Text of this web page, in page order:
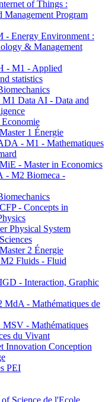
of Things :
Management Program
- Energy Environment :
& Management
- M1 - Applied
statistics
Data AI - Data and
1 Énergie
- M1 - Mathematiques
- Master in Economics
- M2 Biomeca -
- Concepts in
Physical System
2 Énergie
Fluids - Fluid
- Interaction, Graphic
- Mathématiques de
- Mathématiques
du Vivant
Innovation Conception
PEI
Science de l'Ecole